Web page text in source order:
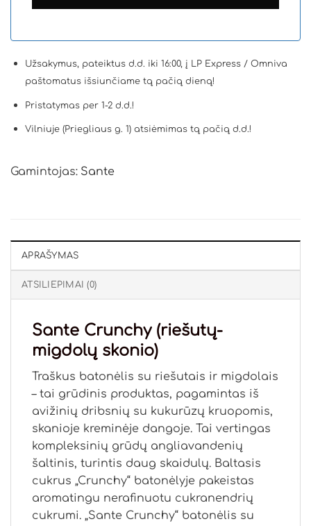
Užsakymus, pateiktus d.d. iki 16:00, į LP Express / Omniva
paštomatus išsiunčiame tą pačią dieną!
Pristatymas per 1-2 d.d.!
Vilniuje (Priegliaus g. 1) atsiėmimas tą pačią d.d.!
Gamintojas: Sante
APRAŠYMAS
ATSILIEPIMAI (0)
Sante Crunchy (riešutų-
migdolų skonio)
Traškus batonėlis su riešutais ir migdolais
– tai grūdinis produktas, pagamintas iš
avižinių dribsnių su kukurūzų kruopomis,
skanioje kreminėje dangoje. Tai vertingas
kompleksinių grūdų angliavandenių
šaltinis, turintis daug skaidulų. Baltasis
cukrus „Crunchy“ batonėlyje pakeistas
aromatingu nerafinuotu cukranendrių
cukrumi. „Sante Crunchy“ batonėlis su